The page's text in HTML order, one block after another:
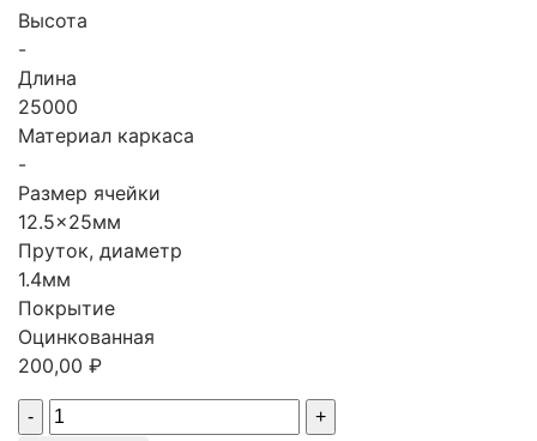
Высота
-
Длина
25000
Материал каркаса
-
Размер ячейки
12.5x25мм
Пруток, диаметр
1.4мм
Покрытие
Оцинкованная
200,00 ₽
Quantity